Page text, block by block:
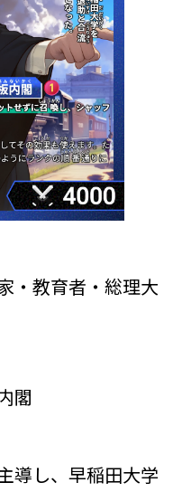
・教育者・総理大
閣
導し、早稲田大学